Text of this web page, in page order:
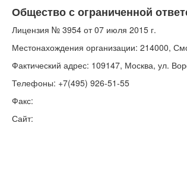
Общество с ограниченной
Лицензия № 3954 от 07 июля 2015 г.
Местонахождения организации: 214000,
Фактический адрес: 109147, Москва, ул.
Телефоны: +7(495) 926-51-55
Факс:
Сайт: